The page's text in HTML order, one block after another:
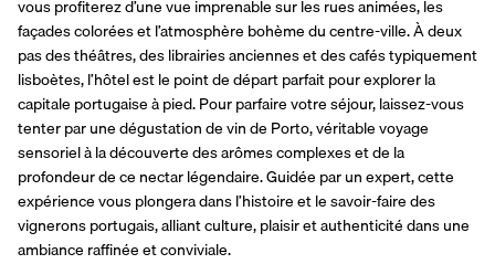
vous profiterez d’une vue imprenable sur les rues animées, les
façades colorées et l’atmosphère bohème du centre-ville. À deux
pas des théâtres, des librairies anciennes et des cafés typiquement
lisboètes, l’hôtel est le point de départ parfait pour explorer la
capitale portugaise à pied. Pour parfaire votre séjour, laissez-vous
tenter par une dégustation de vin de Porto, véritable voyage
sensoriel à la découverte des arômes complexes et de la
profondeur de ce nectar légendaire. Guidée par un expert, cette
expérience vous plongera dans l’histoire et le savoir-faire des
vignerons portugais, alliant culture, plaisir et authenticité dans une
ambiance raffinée et conviviale.